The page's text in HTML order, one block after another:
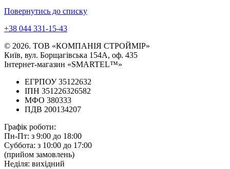
Повернутись до списку
+38 044 331-15-43
© 2026. ТОВ «КОМПАНІЯ СТРОЙМІР»
Київ, вул. Борщагівська 154А, оф. 435
Інтернет-магазин «SMARTEL™»
ЕГРПОУ 35122632
ІПН 351226326582
МФО 380333
ПДВ 200134207
Графік роботи:
Пн-Пт: з 9:00 до 18:00
Суббота: з 10:00 до 17:00
(прийом замовлень)
Неділя: вихідний